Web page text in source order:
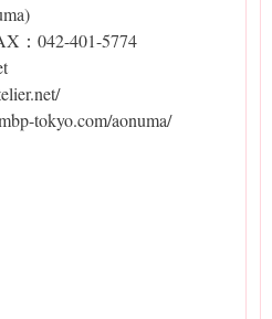
：042-401-5774
tokyo.com/aonuma/